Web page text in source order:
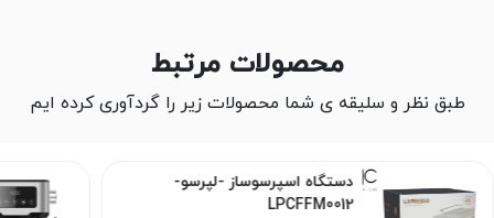
محصولات مرتبط
طبق نظر و سلیقه ی شما محصولات زیر را گردآوری کرده ایم
دستگاه اسپرسوساز -لپرسو-
LPCFFM0012